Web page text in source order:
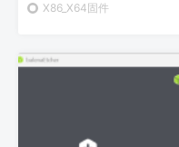
X86_X64固件